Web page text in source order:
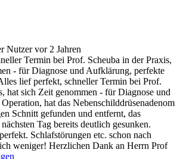
Nutzervor 2 Jahren
Termin bei Prof. Scheuba in der Praxis,
- für Diagnose und Aufklärung, perfekte
lief perfekt, schneller Termin bei Prof.
hat sich Zeit genommen - für Diagnose und
hat das Nebenschilddrüsenadenom
Schnitt gefunden und entfernt, das
Tag bereits deutlich gesunken.
Schlafstörungen etc. schon nach
weniger! Herzlichen Dank an Herrn Prof